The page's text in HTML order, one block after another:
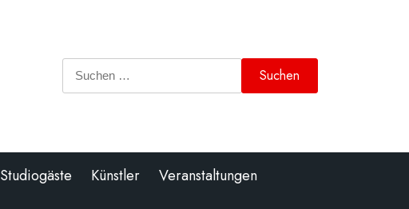
Suchen
nach:
Studiogäste Künstler Veranstaltungen